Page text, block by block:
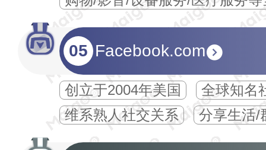
05 Facebook.com
创立于2004年美国
全球知名
维系熟人社交关系
分享生活/